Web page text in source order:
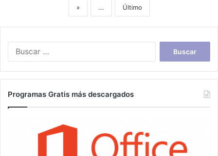
» ... Último
Programas Gratis más descargados